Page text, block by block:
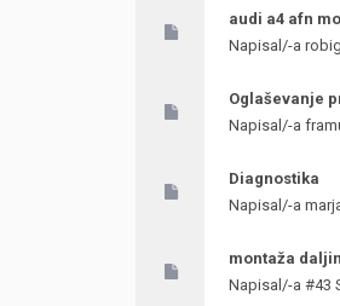
audi a4 afn
Napisal/-a robig
Oglaševanje
Napisal/-a
Diagnostika
Napisal/-a
montaža
Napisal/-a #43